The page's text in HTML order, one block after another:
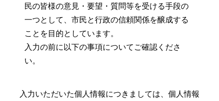
民の皆様の意見・要望・質問等を受ける手段の
一つとして、市民と行政の信頼関係を醸成する
ことを目的としています。
入力の前に以下の事項についてご確認くださ
い。
入力いただいた個人情報につきましては、個人情報